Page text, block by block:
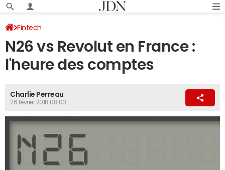
Fintech
N26 vs Revolut en France :
l'heure des comptes
Charlie Perreau
26 février 2018 08:00